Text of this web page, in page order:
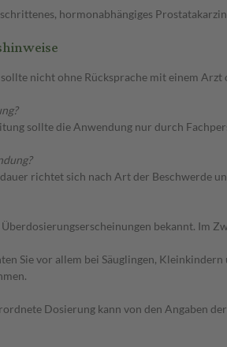
hormonabhängiges
sollte nicht ohne Rücksprache mit einem
sollte die Anwendung nur durch
richtet sich nach Art der Beschwerde
bekannt. Im
Sie vor allem bei Säuglingen,
Dosierung kann von den Angaben